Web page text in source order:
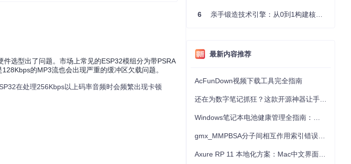
选型出了问题。市场上常见的ESP32模组分为带PSRA
的MP3流也会出现严重的缓冲区欠载问题。
在处理256Kbps以上码率音频时会频繁出现卡顿
6 亲手锻造技术引擎：从0到1构建核心系统的实践指南
最新内容推荐
AcFunDown视频下载工具完全指南